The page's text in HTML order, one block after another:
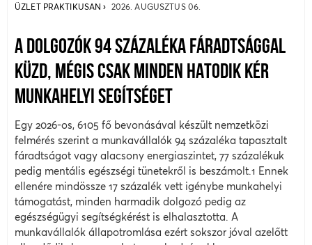
ÜZLET PRAKTIKUSAN 2026. AUGUSZTUS 06.
A DOLGOZÓK 94 SZÁZALÉKA FÁRADTSÁGGAL
KÜZD, MÉGIS CSAK MINDEN HATODIK KÉR
MUNKAHELYI SEGÍTSÉGET
Egy 2026-os, 6105 fő bevonásával készült nemzetközi
felmérés szerint a munkavállalók 94 százaléka tapasztalt
fáradtságot vagy alacsony energiaszintet, 77 százalékuk
pedig mentális egészségi tünetekről is beszámolt.1 Ennek
ellenére mindössze 17 százalék vett igénybe munkahelyi
támogatást, minden harmadik dolgozó pedig az
egészségügyi segítségkérést is elhalasztotta. A
munkavállalók állapotromlása ezért sokszor jóval azelőtt